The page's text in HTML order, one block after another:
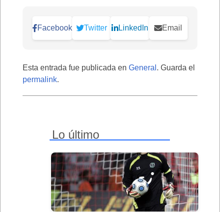
Facebook Twitter LinkedIn Email
Esta entrada fue publicada en General . Guarda el
permalink.
Lo último